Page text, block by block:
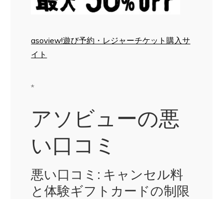
asoview!遊び予約・レジャーチケット購入サ
イト
*
アソビューの悪
い口コミ
悪い口コミ: キャンセル料
と体験ギフトカードの制限